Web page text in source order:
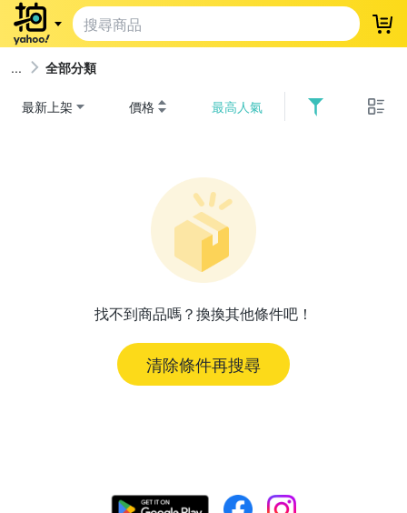
登
全部分類
最新上架 價格 最高人氣
找不到商品嗎？換換其他條件吧！
清除條件再搜尋